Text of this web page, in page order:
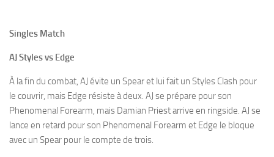
Singles Match
AJ Styles vs Edge
À la fin du combat, AJ évite un Spear et lui fait un Styles Clash pour
le couvrir, mais Edge résiste à deux. AJ se prépare pour son
Phenomenal Forearm, mais Damian Priest arrive en ringside. AJ se
lance en retard pour son Phenomenal Forearm et Edge le bloque
avec un Spear pour le compte de trois.